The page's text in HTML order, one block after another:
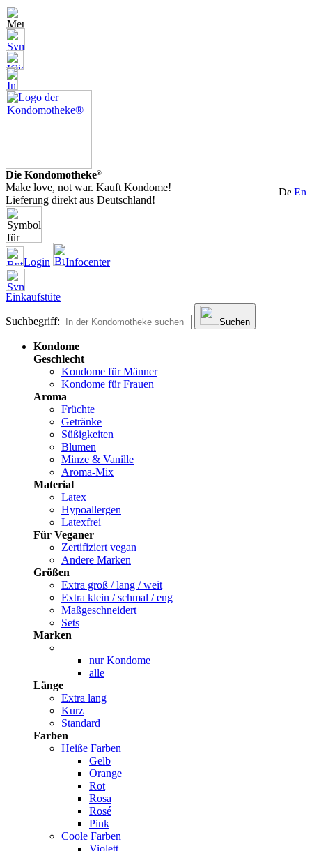
Die Kondomotheke®
Make love, not war. Kauft Kondome!
Lieferung direkt aus Deutschland!
Login Infocenter
Einkaufstüte
Suchbegriff: Suchen
Kondome
Geschlecht
Kondome für Männer
Kondome für Frauen
Aroma
Früchte
Getränke
Süßigkeiten
Blumen
Minze & Vanille
Aroma-Mix
Material
Latex
Hypoallergen
Latexfrei
Für Veganer
Zertifiziert vegan
Andere Marken
Größen
Extra groß / lang / weit
Extra klein / schmal / eng
Maßgeschneidert
Sets
Marken
nur Kondome
alle
Länge
Extra lang
Kurz
Standard
Farben
Heiße Farben
Gelb
Orange
Rot
Rosa
Rosé
Pink
Coole Farben
Violett